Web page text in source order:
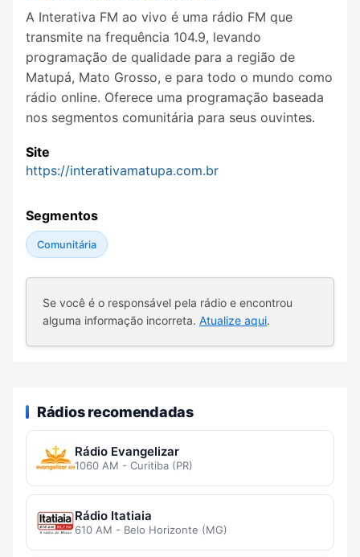
A Interativa FM ao vivo é uma rádio FM que
transmite na frequência 104.9, levando
programação de qualidade para a região de
Matupá, Mato Grosso, e para todo o mundo como
rádio online. Oferece uma programação baseada
nos segmentos comunitária para seus ouvintes.
Site
https://interativamatupa.com.br
Segmentos
Comunitária
Se você é o responsável pela rádio e encontrou
alguma informação incorreta. Atualize aqui.
Rádios recomendadas
Rádio Evangelizar
1060 AM - Curitiba (PR)
Rádio Itatiaia
610 AM - Belo Horizonte (MG)